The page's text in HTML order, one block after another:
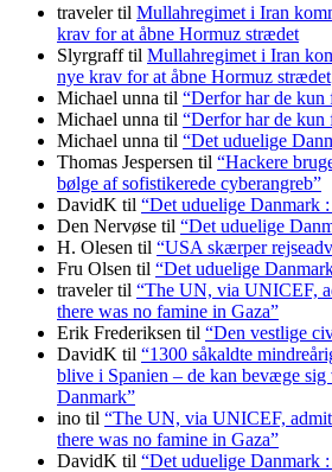
travelertil Mullahregimet i Iran
krav for at åbne Hormuz strædet
Slyrgrafftil Mullahregimet i Iran
nye krav for at åbne Hormuz strædet
Michael unna til “Derfor har de kun
Michael unna til “Derfor har de kun
Michael unna til “Det uduelige
Thomas Jespersen til “Hackere
bølge af sofistikerede cyberangreb”
DavidK til “Det uduelige Danmark
Den Nervøse til “Det uduelige
H. Olesen til “USA skærper
Fru Olsen til “Det uduelige
travelertil “The UN, via UNICEF,
there was no famine in Gaza”
Erik Frederiksen til “Den vestlige
DavidK til “1300 såkaldte
blive i Spanien – de kan bevæge sig
Danmark”
ino til “The UN, via UNICEF,
there was no famine in Gaza”
DavidK til “Det uduelige Danmark